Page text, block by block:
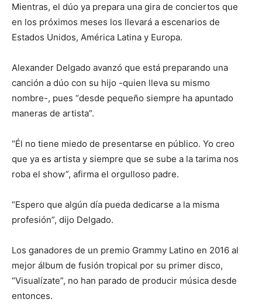
Mientras, el dúo ya prepara una gira de conciertos que
en los próximos meses los llevará a escenarios de
Estados Unidos, América Latina y Europa.
Alexander Delgado avanzó que está preparando una
canción a dúo con su hijo -quien lleva su mismo
nombre-, pues “desde pequeño siempre ha apuntado
maneras de artista”.
“Él no tiene miedo de presentarse en público. Yo creo
que ya es artista y siempre que se sube a la tarima nos
roba el show”, afirma el orgulloso padre.
“Espero que algún día pueda dedicarse a la misma
profesión”, dijo Delgado.
Los ganadores de un premio Grammy Latino en 2016 al
mejor álbum de fusión tropical por su primer disco,
“Visualízate”, no han parado de producir música desde
entonces.